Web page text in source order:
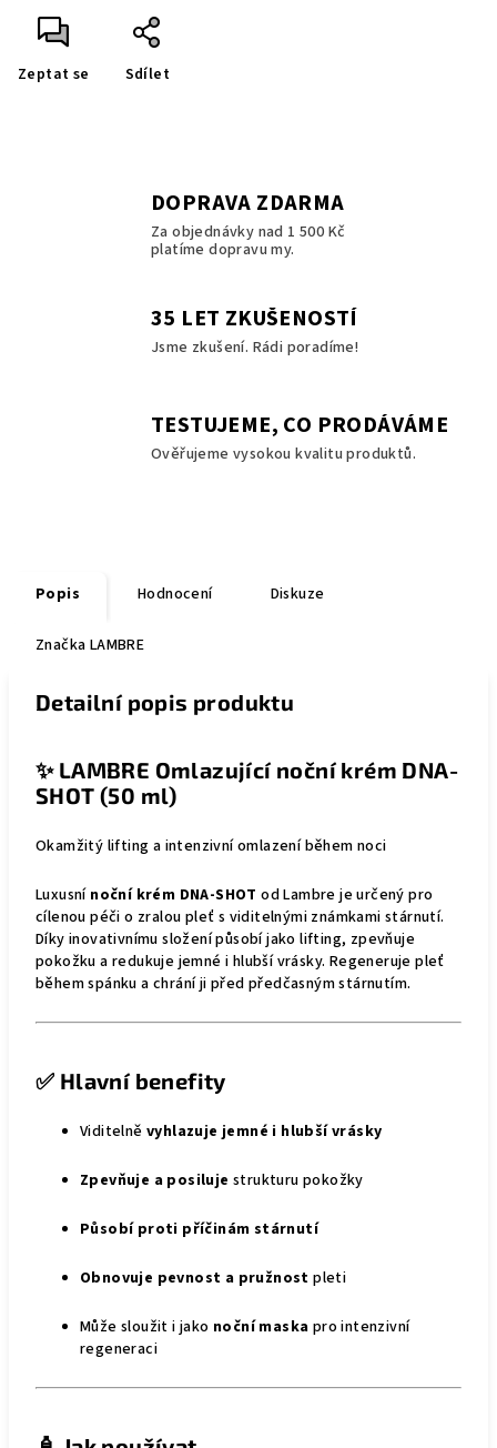
Zeptat se Sdílet
DOPRAVA ZDARMA
Za objednávky nad 1 500 Kč
platíme dopravu my.
35 LET ZKUŠENOSTÍ
Jsme zkušení. Rádi poradíme!
TESTUJEME, CO PRODÁVÁME
Ověřujeme vysokou kvalitu produktů.
Popis Hodnocení Diskuze
Značka LAMBRE
Detailní popis produktu
✨ LAMBRE Omlazující noční krém DNA-
SHOT (50 ml)
Okamžitý lifting a intenzivní omlazení během noci
Luxusní noční krém DNA-SHOT od Lambre je určený pro
cílenou péči o zralou pleť s viditelnými známkami stárnutí.
Díky inovativnímu složení působí jako lifting, zpevňuje
pokožku a redukuje jemné i hlubší vrásky. Regeneruje pleť
během spánku a chrání ji před předčasným stárnutím.
✅ Hlavní benefity
Viditelně vyhlazuje jemné i hlubší vrásky
Zpevňuje a posiluje strukturu pokožky
Působí proti příčinám stárnutí
Obnovuje pevnost a pružnost pleti
Může sloužit i jako noční maska pro intenzivní
regeneraci